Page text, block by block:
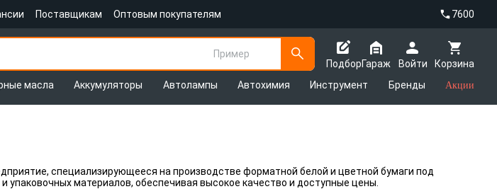
Поставщикам Оптовым покупателям 7600
Пример
Подбор
Корзина
Гараж
Войти
масла Аккумуляторы Автолампы Автохимия Инструмент Бренды Акции
специализирующееся на производстве форматной белой и цветной бумаги под
упаковочных материалов, обеспечивая высокое качество и доступные цены.